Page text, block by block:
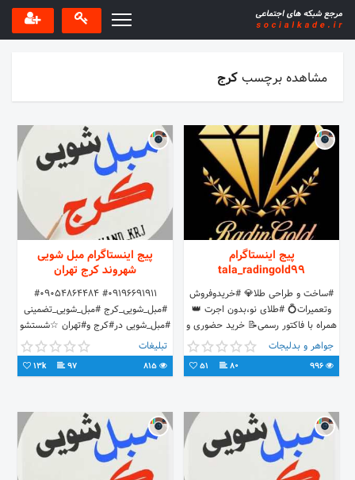
مشاهده برچسبکرج
پیج اینستاگرام
tala_radingold99
#ساخت و طراحی طلا💎 #خریدوفروش
وتعمیرات💍 #طلای نو،بدون اجرت 👑
همراه با فاکتور رسمی📝 خرید حضوری و
آنلاین🎁 راههای ارتباطی ما
واتساپ،دایرکت 09126993726📞📞📞
جواهر و بدلیجات
80
51
پیج اینستاگرام مبل شویی
شهروند کرج تهران
#09196691911 #09054864484
#مبل_شویی_کرج #مبل_شویی_تضمینی
#مبل_شویی در#کرج و#تهران ☆شستشو
مبلمان با دستگاه مواد درجه 1 ☆
سرویس دهی رایگان
تبلیغات
97
13k